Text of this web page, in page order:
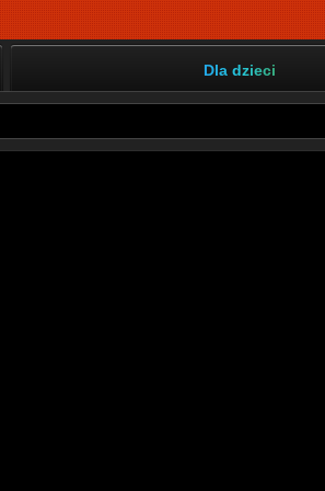
Dla dzieci